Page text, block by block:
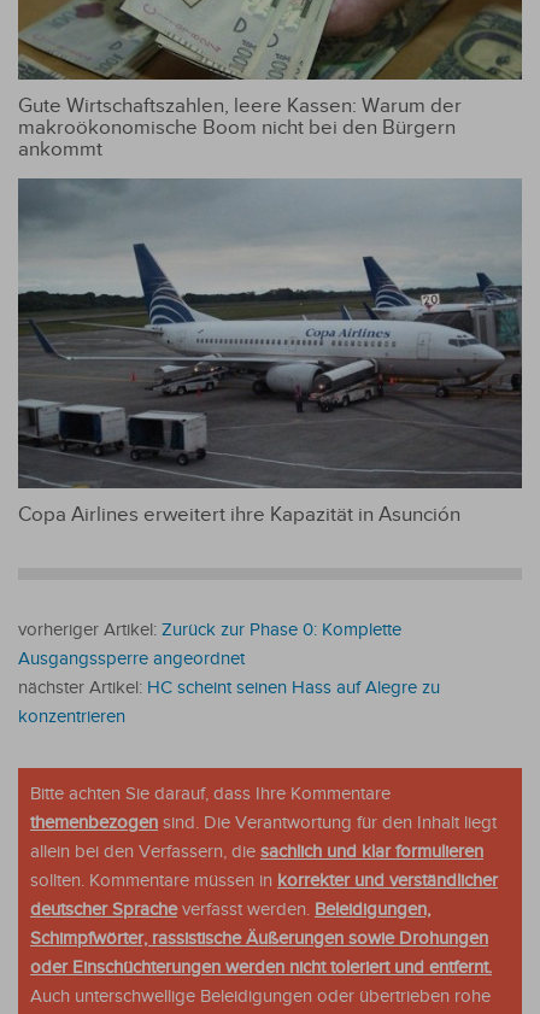
Gute Wirtschaftszahlen, leere Kassen: Warum der
makroökonomische Boom nicht bei den Bürgern
ankommt
Copa Airlines erweitert ihre Kapazität in Asunción
vorheriger Artikel: Zurück zur Phase 0: Komplette
Ausgangssperre angeordnet
nächster Artikel: HC scheint seinen Hass auf Alegre zu
konzentrieren
Bitte achten Sie darauf, dass Ihre Kommentare
themenbezogen sind. Die Verantwortung für den Inhalt liegt
allein bei den Verfassern, die sachlich und klar formulieren
sollten. Kommentare müssen in korrekter und verständlicher
deutscher Spracheverfasst werden. Beleidigungen,
Schimpfwörter, rassistische Äußerungen sowie Drohungen
oder Einschüchterungen werden nicht toleriert und entfernt.
Auch unterschwellige Beleidigungen oder übertrieben rohe